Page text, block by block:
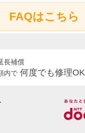
FAQはこちら
長補償
内で 何度でも修理OK